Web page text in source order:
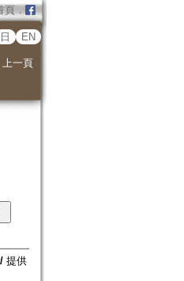
頁．
日 EN
上一頁
提供